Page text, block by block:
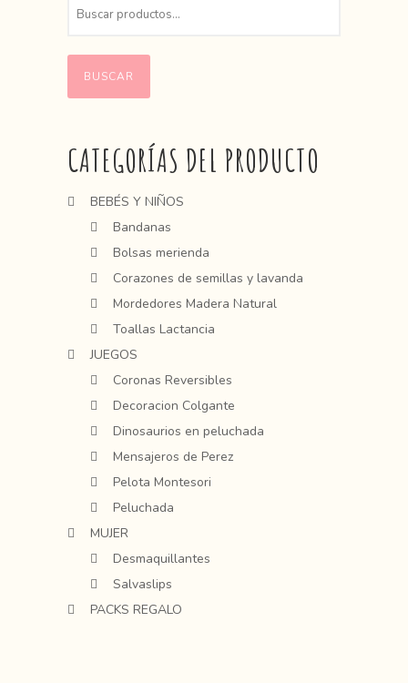
BUSCAR
CATEGORÍAS DEL PRODUCTO
BEBÉS Y NIÑOS
Bandanas
Bolsas merienda
Corazones de semillas y lavanda
Mordedores Madera Natural
Toallas Lactancia
JUEGOS
Coronas Reversibles
Decoracion Colgante
Dinosaurios en peluchada
Mensajeros de Perez
Pelota Montesori
Peluchada
MUJER
Desmaquillantes
Salvaslips
PACKS REGALO